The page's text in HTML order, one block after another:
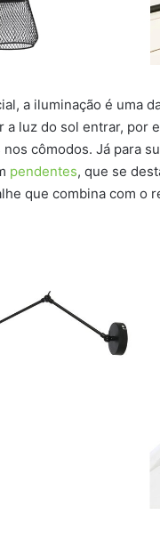
a iluminação é uma
a luz do sol entrar, por
cômodos. Já para
pendentes, que se
que combina com o